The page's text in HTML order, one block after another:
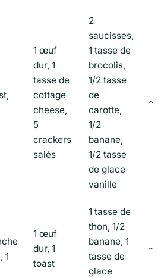
1 œuf
dur, 1
tasse de
cottage
cheese,
5
crackers
salés
2
saucisses,
1 tasse de
brocolis,
1/2 tasse
de
carotte,
1/2
banane,
1/2 tasse
de glace
vanille
1
1 œuf
dur, 1
toast
1 tasse de
thon, 1/2
banane, 1
tasse de
glace